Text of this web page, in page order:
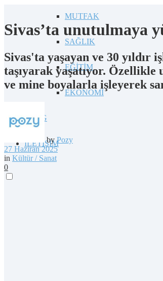
MUTFAK
SAĞLIK
EĞİTİM
EKONOMİ
BLOG
İLETİŞİM
Sivas’ta unutulmaya
Sivas'ta yaşayan ve 30 yıldır
taşıyarak yaşatıyor.
ve mine boyalarla işleyerek
by Pozy
27 Haziran 2025
in Kültür / Sanat
0